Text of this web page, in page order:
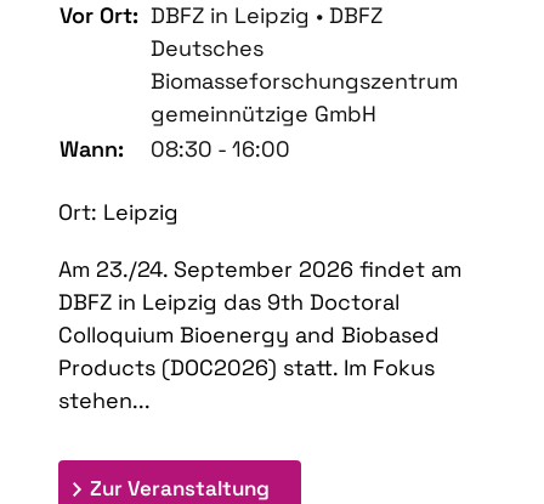
Vor Ort: DBFZ in Leipzig • DBFZ
Deutsches
Biomasseforschungszentrum
gemeinnützige GmbH
Wann:
08:30 - 16:00
Ort: Leipzig
Am 23./24. September 2026 findet am
DBFZ in Leipzig das 9th Doctoral
Colloquium Bioenergy and Biobased
Products (DOC2026) statt. Im Fokus
stehen...
Zur Veranstaltung